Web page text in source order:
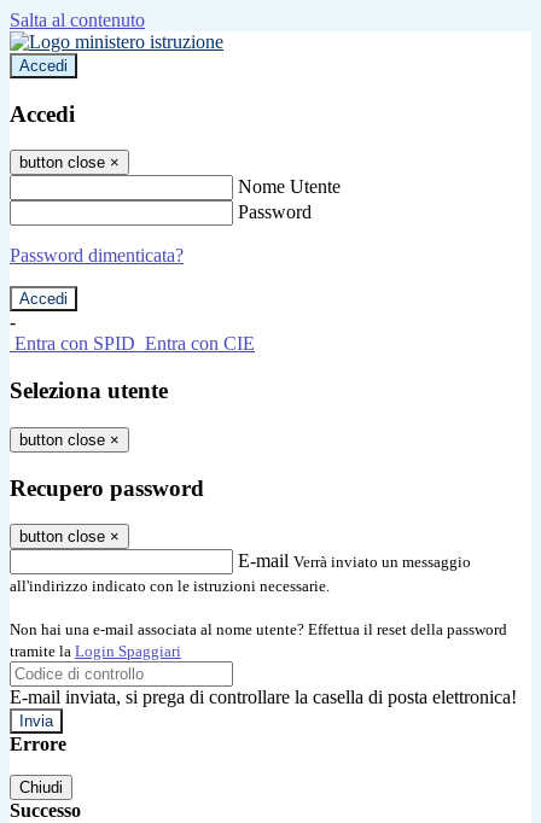
Salta al contenuto
Accedi
Accedi
button close ×
Nome Utente
Password
Password dimenticata?
-
Entra con SPID Entra con CIE
Seleziona utente
button close ×
Recupero password
button close ×
E-mail Verrà inviato un messaggio
all'indirizzo indicato con le istruzioni necessarie.
Non hai una e-mail associata al nome utente? Effettua il reset della password
tramite la Login Spaggiari
E-mail inviata, si prega di controllare la casella di posta elettronica!
Errore
Chiudi
Successo